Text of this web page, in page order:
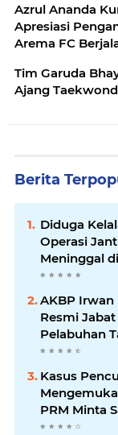
Azrul Ananda
Apresiasi
Arema FC
Tim Garuda
Ajang
Berita
Diduga
Operasi
Meninggal
Keluarga
Jawab
AKBP
Resmi
Pelabuhan
Pimpinan
Sampaikan
Kasus
PRM Minta
Polrestabes